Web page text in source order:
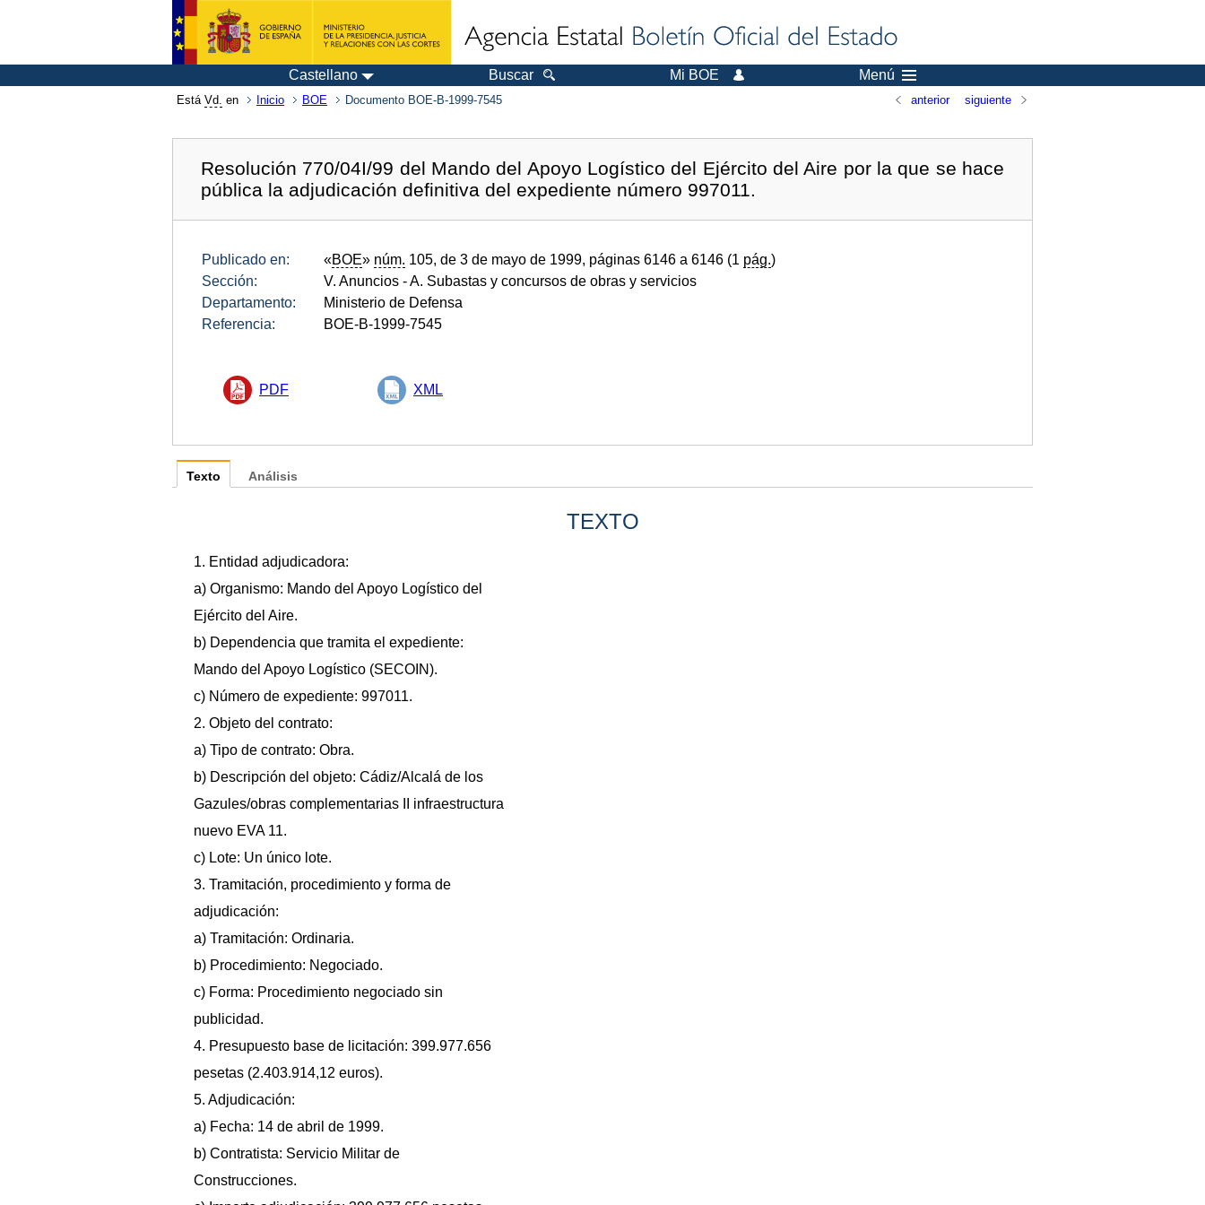
Castellano Buscar Mi BOE Menú
Está Vd. en Inicio BOE Documento BOE-B-1999-7545 anterior siguiente
Resolución 770/04I/99 del Mando del Apoyo Logístico del Ejército del Aire por la que se hace
pública la adjudicación definitiva del expediente número 997011.
Publicado en: «BOE» núm. 105, de 3 de mayo de 1999, páginas 6146 a 6146 (1 pág.)
Sección:
V. Anuncios - A. Subastas y concursos de obras y servicios
Departamento:
Ministerio de Defensa
Referencia:
BOE-B-1999-7545
PDF XML
Texto
TEXTO
1. Entidad adjudicadora:
a) Organismo: Mando del Apoyo Logístico del
Ejército del Aire.
b) Dependencia que tramita el expediente:
Mando del Apoyo Logístico (SECOIN).
c) Número de expediente: 997011.
2. Objeto del contrato:
a) Tipo de contrato: Obra.
b) Descripción del objeto: Cádiz/Alcalá de los
Gazules/obras complementarias II infraestructura
nuevo EVA 11.
c) Lote: Un único lote.
3. Tramitación, procedimiento y forma de
adjudicación:
a) Tramitación: Ordinaria.
b) Procedimiento: Negociado.
c) Forma: Procedimiento negociado sin
publicidad.
4. Presupuesto base de licitación: 399.977.656
pesetas (2.403.914,12 euros).
5. Adjudicación:
a) Fecha: 14 de abril de 1999.
b) Contratista: Servicio Militar de
Construcciones.
Análisis